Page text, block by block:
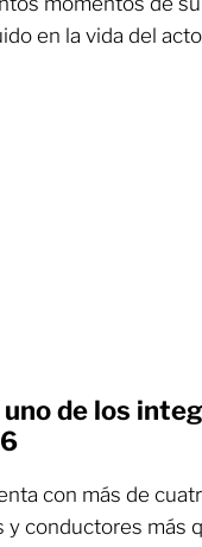
en la vida del
de los
con más de
y conductores más